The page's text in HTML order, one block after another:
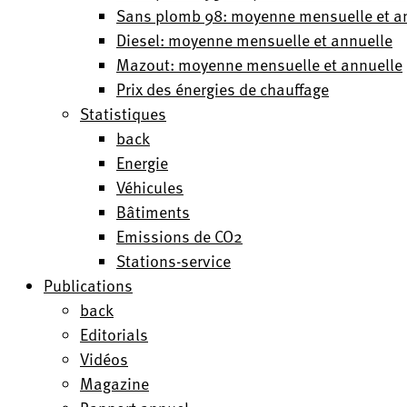
Sans plomb 98: moyenne mensuelle et
Diesel: moyenne mensuelle et annuelle
Mazout: moyenne mensuelle et annuelle
Prix des énergies de chauffage
Statistiques
back
Energie
Véhicules
Bâtiments
Emissions de CO2
Stations-service
Publications
back
Editorials
Vidéos
Magazine